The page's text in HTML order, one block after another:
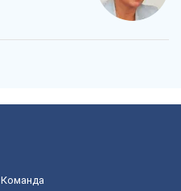
Команда